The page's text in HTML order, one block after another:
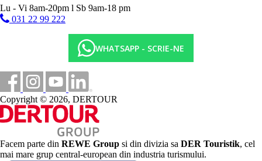
Distanţe
Distanta pana la plaja
Distanta de cel mai apropiat aeroport
5 km
Centrul orasului
Sezlonguri si umbrele gratuite pe plaja
Lu - Vi 8am-20pm l Sb 9am-18 pm
031 22 99 222
WHATSAPP - SCRIE-NE
Copyright © 2026, DERTOUR
Facem parte din REWE Group si din divizia sa DER Touristik, cel
mai mare grup central-european din industria turismului.